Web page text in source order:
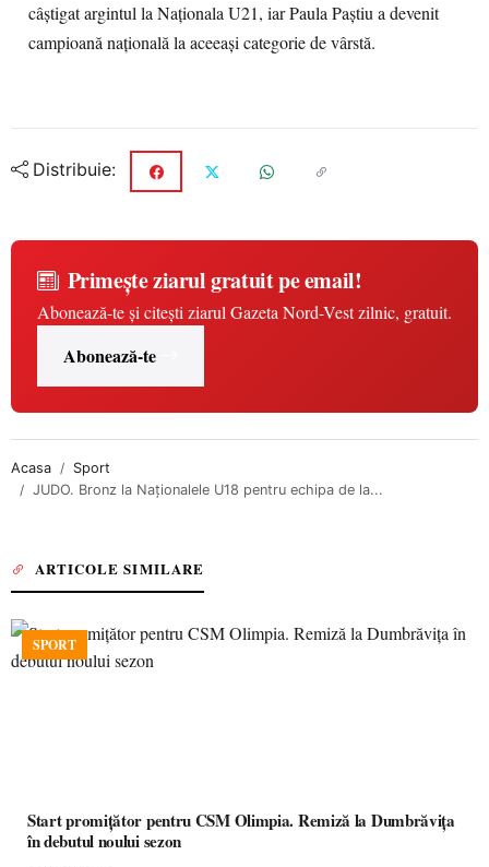
câștigat argintul la Naționala U21, iar Paula Paștiu a devenit
campioană națională la aceeași categorie de vârstă.
Distribuie:
Primește ziarul gratuit pe email!
Abonează-te și citești ziarul Gazeta Nord-Vest zilnic, gratuit.
Abonează-te
Acasa
Sport
JUDO. Bronz la Naționalele U18 pentru echipa de la...
ARTICOLE SIMILARE
SPORT
Start promițător pentru CSM Olimpia. Remiză la Dumbrăvița
în debutul noului sezon